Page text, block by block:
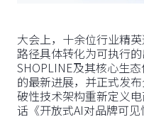
大会上，十余位行业精
路径具体转化为可执行
SHOPLINE及其核心生
的最新进展，并正式发
破性技术架构重新定义
话《开放式AI对品牌可